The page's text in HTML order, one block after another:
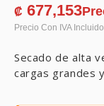
₡ 677,153
Secado de alta
cargas grandes